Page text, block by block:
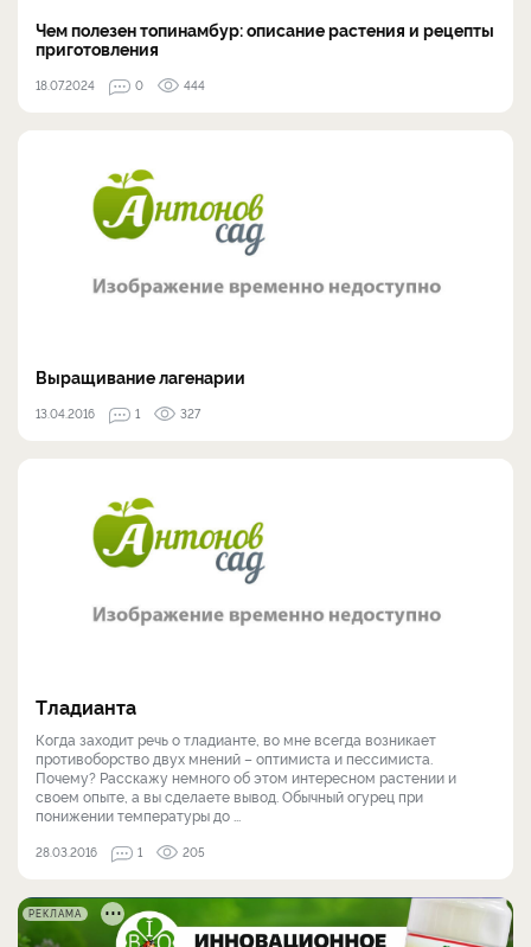
Чем полезен топинамбур: описание растения и рецепты
приготовления
18.07.2024 0 444
Выращивание лагенарии
13.04.2016 1 327
Тладианта
Когда заходит речь о тладианте, во мне всегда возникает
противоборство двух мнений – оптимиста и пессимиста.
Почему? Расскажу немного об этом интересном растении и
своем опыте, а вы сделаете вывод. Обычный огурец при
понижении температуры до ...
28.03.2016 1 205
РЕКЛАМА